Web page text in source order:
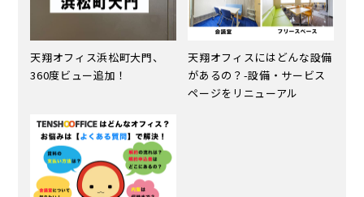
天翔オフィス浜松町大門、
360度ビュー追加！
天翔オフィスにはどんな設備
があるの？-設備・サービス
ページをリニューアル